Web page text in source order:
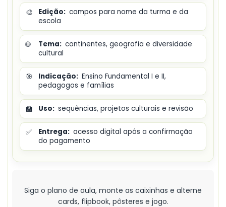
🎨 Edição: campos para nome da turma e da
escola
🌐 Tema: continentes, geografia e diversidade
cultural
🎯 Indicação: Ensino Fundamental I e II,
pedagogos e famílias
🏫 Uso: sequências, projetos culturais e revisão
✅ Entrega: acesso digital após a confirmação
do pagamento
Siga o plano de aula, monte as caixinhas e alterne
cards, flipbook, pôsteres e jogo.